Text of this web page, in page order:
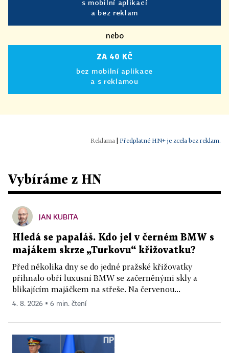
s mobilní aplikací
a bez reklam
nebo
ZA 40 KČ
bez mobilní aplikace
a s reklamou
Předplatné HN+ je zcela bez reklam.
Vybíráme z HN
JAN KUBITA
Hledá se papaláš. Kdo jel v černém BMW s
majákem skrze „Turkovu“ křižovatku?
Před několika dny se do jedné pražské křižovatky
přihnalo obří luxusní BMW se začerněnými skly a
blikajícím majáčkem na střeše. Na červenou...
4. 8. 2026 ▪ 6 min. čtení